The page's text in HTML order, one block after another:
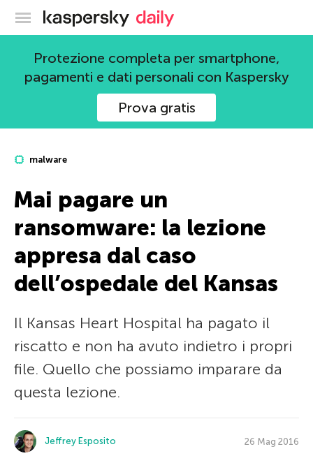
Blog ufficiale di Kaspersky
Protezione completa per smartphone,
pagamenti e dati personali con Kaspersky
Prova gratis
malware
Mai pagare un
ransomware: la lezione
appresa dal caso
dell’ospedale del Kansas
Il Kansas Heart Hospital ha pagato il
riscatto e non ha avuto indietro i propri
file. Quello che possiamo imparare da
questa lezione.
Jeffrey Esposito 26 Mag 2016